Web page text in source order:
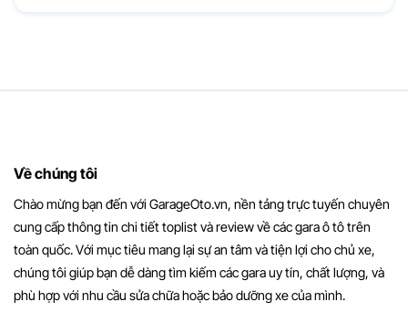
Về chúng tôi
Chào mừng bạn đến với GarageOto.vn, nền tảng trực tuyến chuyên
cung cấp thông tin chi tiết toplist và review về các gara ô tô trên
toàn quốc. Với mục tiêu mang lại sự an tâm và tiện lợi cho chủ xe,
chúng tôi giúp bạn dễ dàng tìm kiếm các gara uy tín, chất lượng, và
phù hợp với nhu cầu sửa chữa hoặc bảo dưỡng xe của mình.